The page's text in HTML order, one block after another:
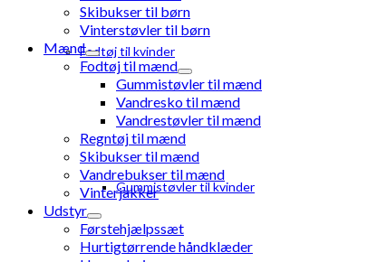
Fodtøj til kvinder
Gummistøvler til kvinder
Skibukser til børn
Vinterstøvler til børn
Mænd
Fodtøj til mænd
Gummistøvler til mænd
Vandresko til mænd
Vandrestøvler til mænd
Regntøj til mænd
Skibukser til mænd
Vandrebukser til mænd
Vinterjakker
Udstyr
Førstehjælpssæt
Hurtigtørrende håndklæder